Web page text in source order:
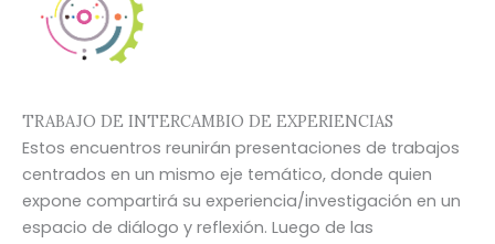
TRABAJO DE INTERCAMBIO DE EXPERIENCIAS
Estos encuentros reunirán presentaciones de trabajos
centrados en un mismo eje temático, donde quien
expone compartirá su experiencia/investigación en un
espacio de diálogo y reflexión. Luego de las